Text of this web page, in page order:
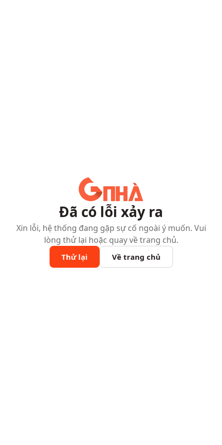
Đã có lỗi xảy ra
Xin lỗi, hệ thống đang gặp sự cố ngoài ý muốn. Vui
lòng thử lại hoặc quay về trang chủ.
Thử lại Về trang chủ